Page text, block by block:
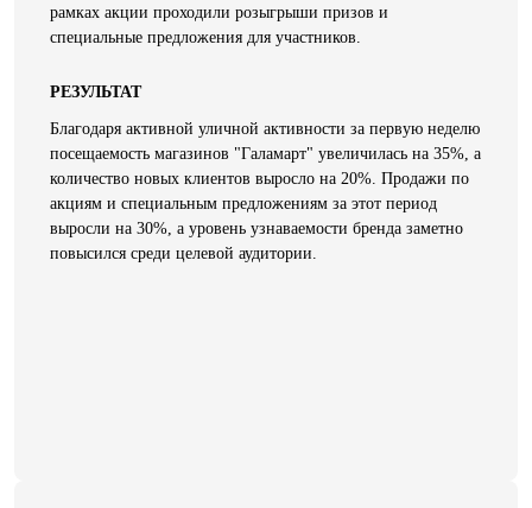
рамках акции проходили розыгрыши призов и
специальные предложения для участников.
РЕЗУЛЬТАТ
Благодаря активной уличной активности за первую неделю
посещаемость магазинов "Галамарт" увеличилась на 35%, а
количество новых клиентов выросло на 20%. Продажи по
акциям и специальным предложениям за этот период
выросли на 30%, а уровень узнаваемости бренда заметно
повысился среди целевой аудитории.